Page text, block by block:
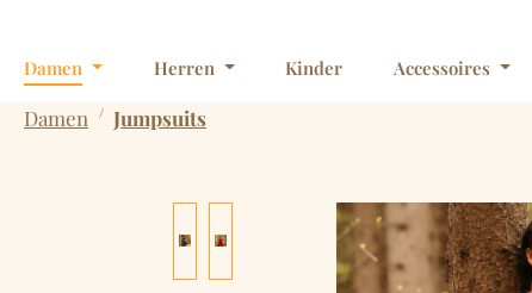
Damen Herren Kinder Accessoires
Damen / Jumpsuits
Bildergalerie überspringen